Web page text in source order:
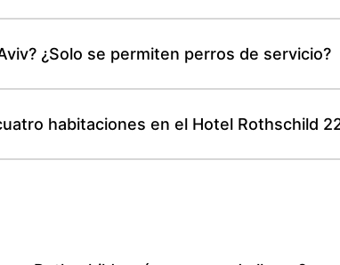
¿Solo se permiten perros de servicio?
habitaciones en el Hotel Rothschild